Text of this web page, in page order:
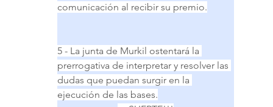
comunicación al recibir su premio.
5 - La junta de Murkil ostentará la
prerrogativa de interpretar y resolver las
dudas que puedan surgir en la
ejecución de las bases.